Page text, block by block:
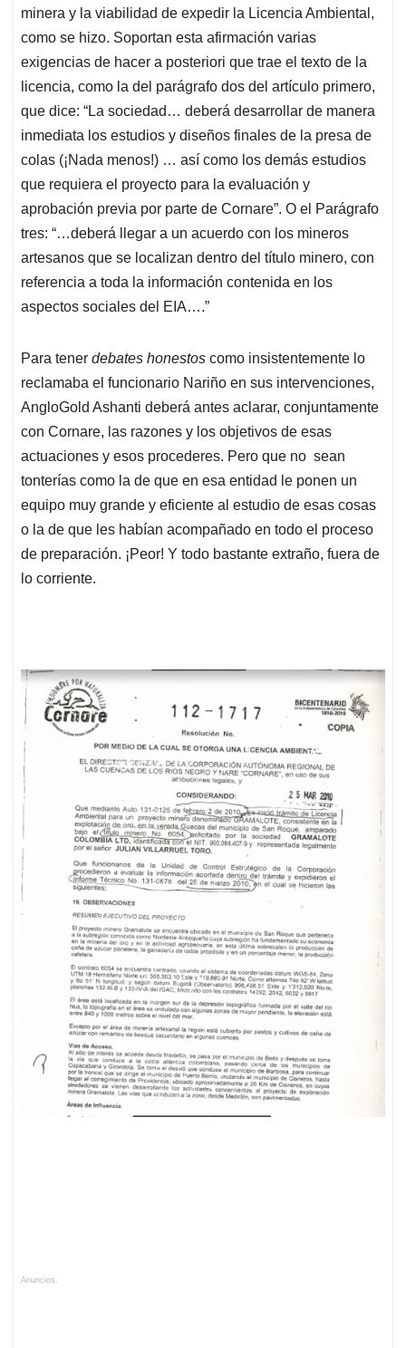
minera y la viabilidad de expedir la Licencia Ambiental,
como se hizo. Soportan esta afirmación varias
exigencias de hacer a posteriori que trae el texto de la
licencia, como la del parágrafo dos del artículo primero,
que dice: “La sociedad… deberá desarrollar de manera
inmediata los estudios y diseños finales de la presa de
colas (¡Nada menos!) … así como los demás estudios
que requiera el proyecto para la evaluación y
aprobación previa por parte de Cornare”. O el Parágrafo
tres: “…deberá llegar a un acuerdo con los mineros
artesanos que se localizan dentro del título minero, con
referencia a toda la información contenida en los
aspectos sociales del EIA….”
Para tener debates honestos como insistentemente lo
reclamaba el funcionario Nariño en sus intervenciones,
AngloGold Ashanti deberá antes aclarar, conjuntamente
con Cornare, las razones y los objetivos de esas
actuaciones y esos procederes. Pero que no sean
tonterías como la de que en esa entidad le ponen un
equipo muy grande y eficiente al estudio de esas cosas
o la de que les habían acompañado en todo el proceso
de preparación. ¡Peor! Y todo bastante extraño, fuera de
lo corriente.
Anuncios.